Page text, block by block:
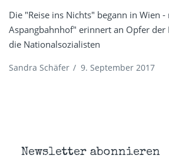
Die "Reise ins Nichts" begann in Wien
Aspangbahnhof" erinnert an Opfer
die Nationalsozialisten
Sandra Schäfer / 9. September 2017
Newsletter abonnieren